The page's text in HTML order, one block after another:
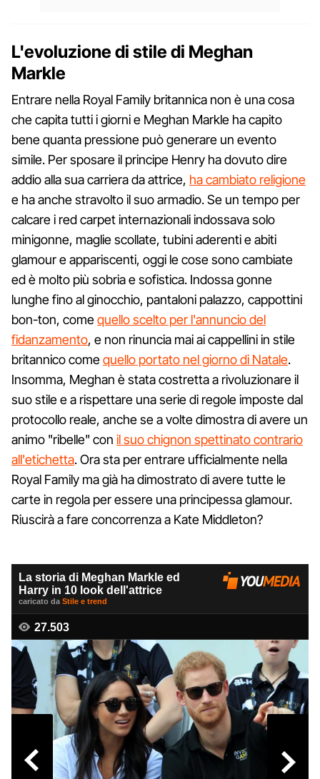
L'evoluzione di stile di Meghan
Markle
Entrare nella Royal Family britannica non è una cosa
che capita tutti i giorni e Meghan Markle ha capito
bene quanta pressione può generare un evento
simile. Per sposare il principe Henry ha dovuto dire
addio alla sua carriera da attrice, ha cambiato religione
e ha anche stravolto il suo armadio. Se un tempo per
calcare i red carpet internazionali indossava solo
minigonne, maglie scollate, tubini aderenti e abiti
glamour e appariscenti, oggi le cose sono cambiate
ed è molto più sobria e sofistica. Indossa gonne
lunghe fino al ginocchio, pantaloni palazzo, cappottini
bon-ton, comequello scelto per l'annuncio del
fidanzamento, e non rinuncia mai ai cappellini in stile
britannico comequello portato nel giorno di Natale.
Insomma, Meghan è stata costretta a rivoluzionare il
suo stile e a rispettare una serie di regole imposte dal
protocollo reale, anche se a volte dimostra di avere un
animo "ribelle" con il suo chignon spettinato contrario
all'etichetta. Ora sta per entrare ufficialmente nella
Royal Family ma già ha dimostrato di avere tutte le
carte in regola per essere una principessa glamour.
Riuscirà a fare concorrenza a Kate Middleton?